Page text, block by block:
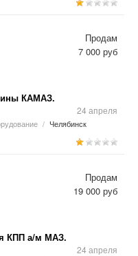
КАМАЗ.
24 апреля
/ Челябинск
Продам
7 000 руб
КПП а/м МАЗ.
24 апреля
Продам
19 000 руб